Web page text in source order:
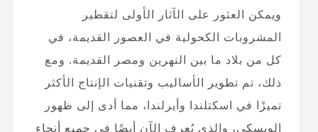
ويمكن العثور على الآثار الأولى لتقطير
المشروبات الكحولية في العصور القديمة، في
كل من بلاد ما بين النهرين ومصر القديمة. ومع
ذلك، تم تطوير الأساليب وتقنيات الإنتاج الأكثر
تميزًا في اسكتلندا وأيرلندا، مما أدى إلى ظهور
الويسكي، والذي يُعرف الآن أيضًا في جميع أنحاء